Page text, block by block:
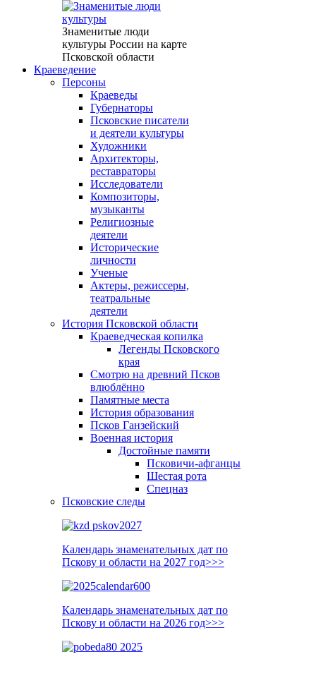
Знаменитые люди
культуры России на карте
Псковской области
Краеведение
Персоны
Краеведы
Губернаторы
Псковские писатели
и деятели культуры
Художники
Архитекторы,
реставраторы
Исследователи
Композиторы,
музыканты
Религиозные
деятели
Исторические
личности
Ученые
Актеры, режиссеры,
театральные
деятели
История Псковской области
Краеведческая копилка
Легенды Псковского
края
Смотрю на древний Псков
влюблённо
Памятные места
История образования
Псков Ганзейский
Военная история
Достойные памяти
Псковичи-афганцы
Шестая рота
Спецназ
Псковские следы
Календарь знаменательных дат по
Пскову и области на 2027 год>>>
Календарь знаменательных дат по
Пскову и области на 2026 год>>>